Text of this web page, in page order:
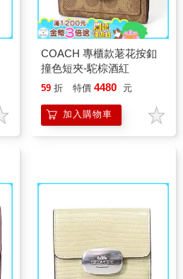
COACH 專櫃款荖花按釦
撞色短夾-駝棕酒紅
59 折 特價 4480 元
加入購物車